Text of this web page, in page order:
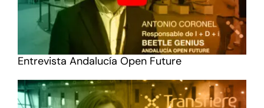
Entrevista Andalucía Open Future